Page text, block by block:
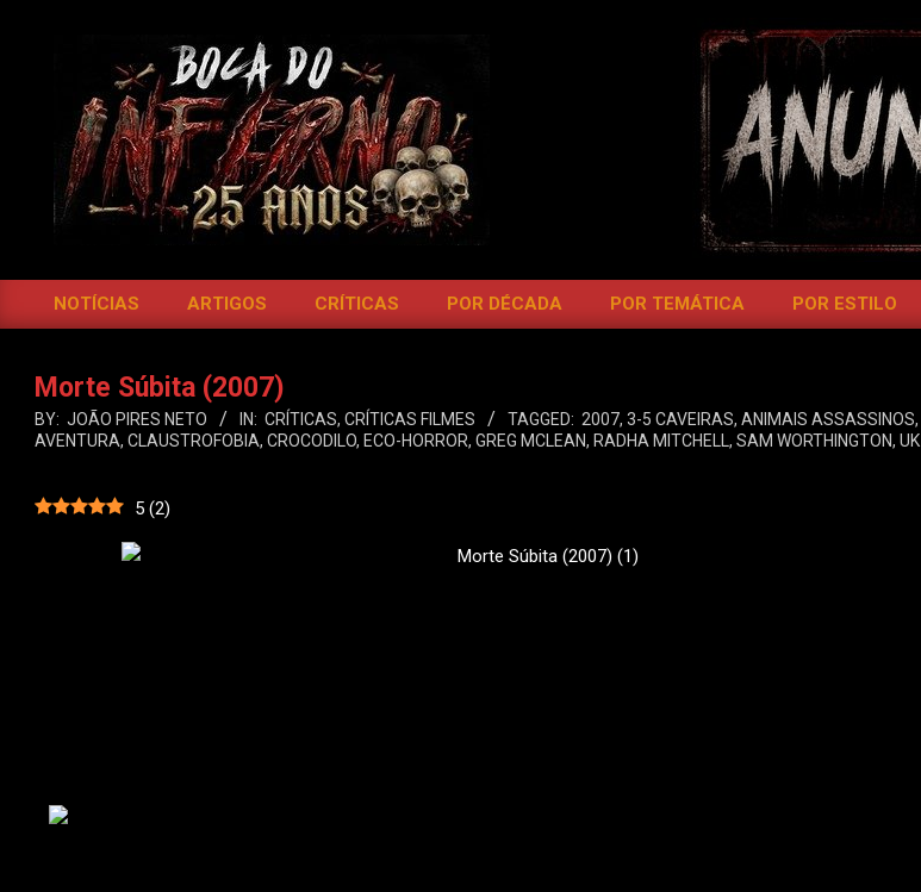
BOCA
DO
Primary
Menu
NOTÍCIAS ARTIGOS CRÍTICAS POR DÉCADA POR TEMÁTICA POR ESTILO
Morte Súbita (2007)
BY: JOÃO PIRES NETO IN: CRÍTICAS, CRÍTICAS FILMES TAGGED: 2007, 3-5 CAVEIRAS, ANIMAIS ASSASSINOS,
AVENTURA, CLAUSTROFOBIA, CROCODILO, ECO-HORROR, GREG MCLEAN, RADHA MITCHELL , SAM WORTHINGTON, UK
5 (2)